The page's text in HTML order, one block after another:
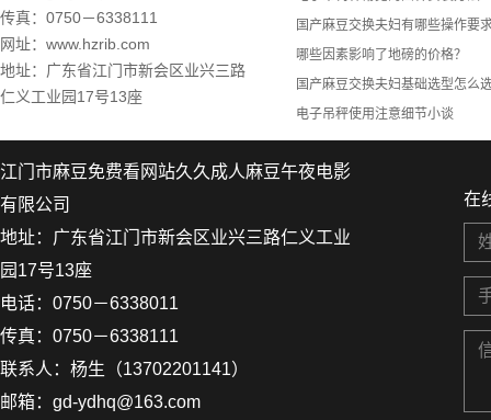
传真：0750－6338111
网址： www.hzrib.com
地址：广东省江门市新会区业兴三路
仁义工业园17号13座
国产麻豆交换夫妇有哪些操作要
哪些因素影响了地磅的价格？
国产麻豆交换夫妇基础选型怎么
电子吊秤使用注意细节小谈
江门市麻豆免费看网站久久成人麻豆午夜电影
有限公司
地址：广东省江门市新会区业兴三路仁义工业
园17号13座
电话：0750－6338011
传真：0750－6338111
联系人：杨生（13702201141）
邮箱：gd-ydhq@163.com
在